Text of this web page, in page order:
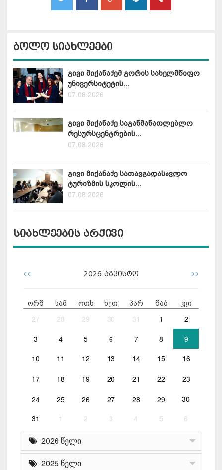
ბოლო სიახლეები
გივი მიქანაძემ გორის სახელმწიფო
უნივერსიტეტის...
07.08.2026
გივი მიქანაძე საგანმანათლებლო
რესურსცენტრების...
07.08.2026
გივი მიქანაძე სათავგადასავლო
ტურიზმის სკოლის...
07.08.2026
სიახლეების არქივი
<< 2026 აგვისტო >>
ორშ სამ ოთხ ხუთ პარ შაბ კვი
27 28 29 30 31 1 2
3 4 5 6 7 8 9
10 11 12 13 14 15 16
17 18 19 20 21 22 23
24 25 26 27 28 29 30
31 1 2 3 4 5 6
2026 წელი
2025 წელი